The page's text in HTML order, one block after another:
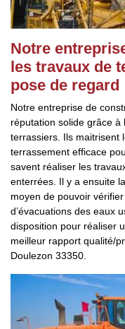
Notre
les travaux de
pose de regard
Notre entreprise de
réputation solide grâce
terrassiers. Ils maitrisent
terrassement efficace
savent réaliser les
enterrées. Il y a ensuite
moyen de pouvoir
d’évacuations des eaux
disposition pour réaliser
meilleur rapport qualité/
Doulezon 33350.